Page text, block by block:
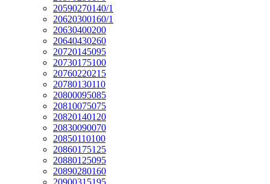
20590270140/1
20620300160/1
20630400200
20640430260
20720145095
20730175100
20760220215
20780130110
20800095085
20810075075
20820140120
20830090070
20850110100
20860175125
20880125095
20890280160
20900315195